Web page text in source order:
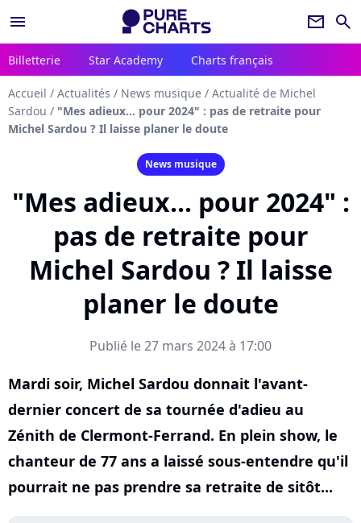
menu newsletter search
Billetterie Star Academy Charts français
Accueil / Actualités / News musique / Actualité de Michel
Sardou / "Mes adieux... pour 2024" : pas de retraite pour
Michel Sardou ? Il laisse planer le doute
News musique
"Mes adieux... pour 2024" :
pas de retraite pour
Michel Sardou ? Il laisse
planer le doute
Publié le 27 mars 2024 à 17:00
Mardi soir, Michel Sardou donnait l'avant-
dernier concert de sa tournée d'adieu au
Zénith de Clermont-Ferrand. En plein show, le
chanteur de 77 ans a laissé sous-entendre qu'il
pourrait ne pas prendre sa retraite de sitôt...